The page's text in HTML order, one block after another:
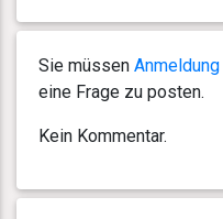
Sie müssen Anmeldung
eine Frage zu posten.
Kein Kommentar.